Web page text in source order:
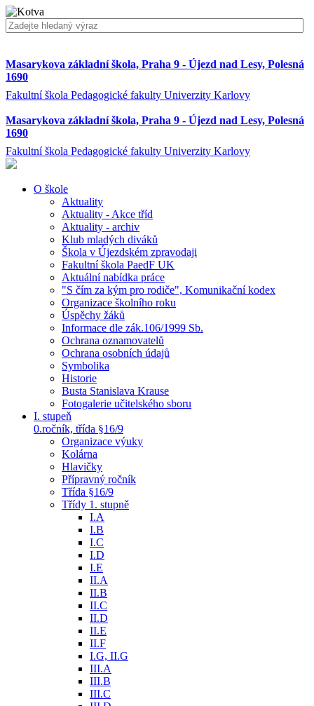
Masarykova základní škola, Praha 9 - Újezd nad Lesy, Polesná
1690
Fakultní škola Pedagogické fakulty Univerzity Karlovy
Masarykova základní škola, Praha 9 - Újezd nad Lesy, Polesná
1690
Fakultní škola Pedagogické fakulty Univerzity Karlovy
O škole
Aktuality
Aktuality - Akce tříd
Aktuality - archiv
Klub mladých diváků
Škola v Újezdském zpravodaji
Fakultní škola PaedF UK
Aktuální nabídka práce
"S čím za kým pro rodiče", Komunikační kodex
Organizace školního roku
Úspěchy žáků
Informace dle zák.106/1999 Sb.
Ochrana oznamovatelů
Ochrana osobních údajů
Symbolika
Historie
Busta Stanislava Krause
Fotogalerie učitelského sboru
I. stupeň
0.ročník, třída §16/9
Organizace výuky
Kolárna
Hlavičky
Přípravný ročník
Třída §16/9
Třídy 1. stupně
I.A
I.B
I.C
I.D
I.E
II.A
II.B
II.C
II.D
II.E
II.F
I.G, II.G
III.A
III.B
III.C